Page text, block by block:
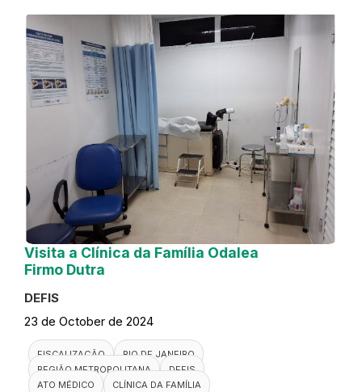
Visita a Clínica da Família Odalea
Firmo Dutra
DEFIS
23 de October de 2024
FISCALIZAÇÃO
RIO DE JANEIRO
REGIÃO METROPOLITANA
DEFIS
ATO MÉDICO
CLÍNICA DA FAMÍLIA